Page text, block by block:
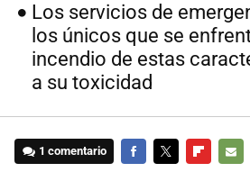
Los servicios de
los únicos que se
incendio de estas
a su toxicidad
1 comentario